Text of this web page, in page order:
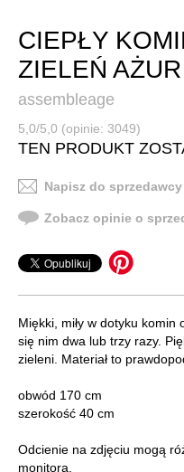
CIEPŁY
ZIELEŃ AŻUR
assembleage
5,0/5,0 (opinie: 3049)
TEN PRODUKT
Napisz do sprzedawcy
Zobacz opinie o
Miękki, miły w dotyku
się nim dwa lub trzy razy.
zieleni. Materiał to
obwód 170 cm
szerokość 40 cm
Odcienie na zdjęciu mogą
monitora.